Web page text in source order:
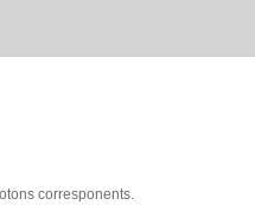
corresponents.